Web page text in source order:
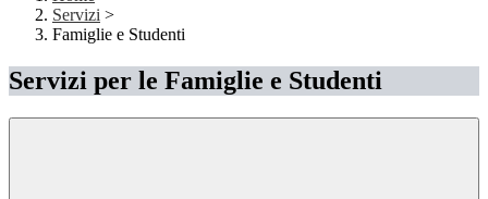
Servizi >
Famiglie e Studenti
Servizi per le Famiglie e Studenti